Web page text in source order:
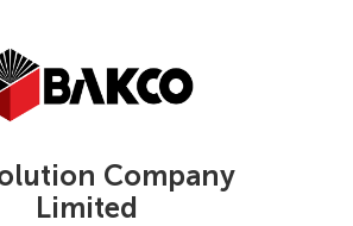
Company
Limited